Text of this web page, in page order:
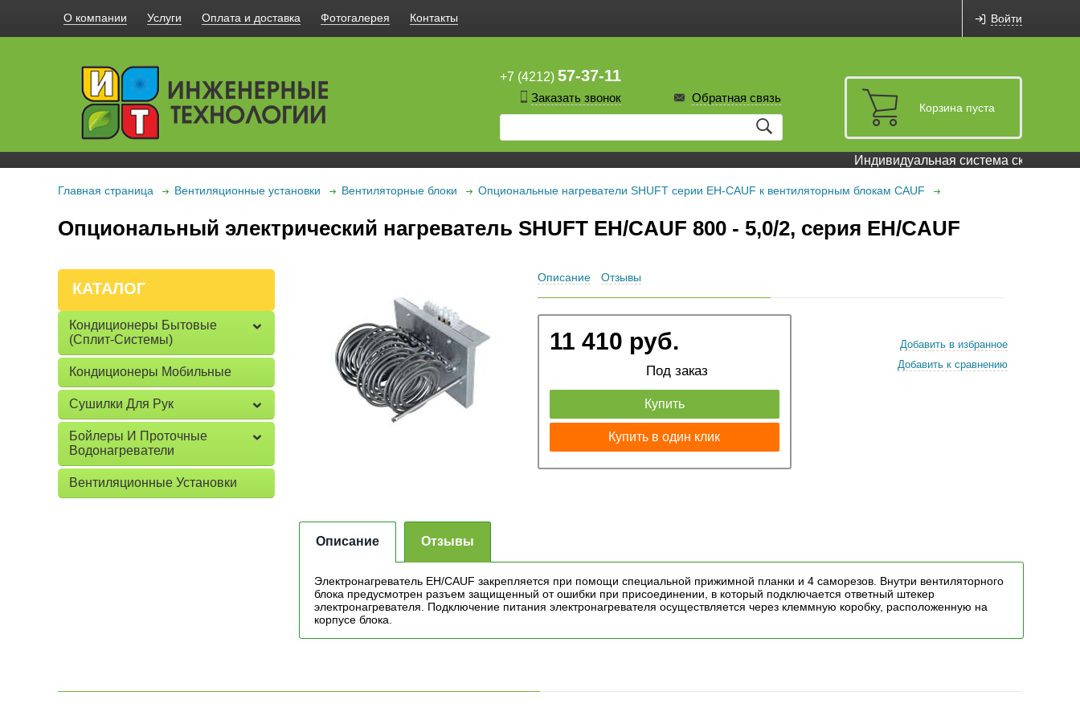
Войти
+7 (4212) 57-37-11
Заказать звонок Обратная связь
Корзина пуста
О компании Услуги Оплата и доставка Фотогалерея Контакты
Индивидуальная система скидок и
Главная страница Вентиляционные установки Вентиляторные блоки Опциональные нагреватели SHUFT серии EH-CAUF к вентиляторным блокам CAUF
Опциональный электрический нагреватель SHUFT EH/CAUF 800 - 5,0/2, серия EH/CAUF
КАТАЛОГ
Кондиционеры Бытовые
(сплит-Системы)
Кондиционеры Мобильные
Сушилки Для Рук
Бойлеры И Проточные
Водонагреватели
Вентиляционные Установки
Описание Отзывы
11 410 руб.
Под заказ
Купить
Купить в один клик
Добавить в избранное
Добавить к сравнению
Описание
Электронагреватель EH/CAUF закрепляется при помощи специальной прижимной планки и 4 саморезов. Внутри вентиляторного
блока предусмотрен разъем защищенный от ошибки при присоединении, в который подключается ответный штекер
электронагревателя. Подключение питания электронагревателя осуществляется через клеммную коробку, расположенную на
корпусе блока.
Отзывы